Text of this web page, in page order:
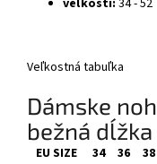
veľkosti: 34 - 52
Veľkostná tabuľka
Dámske
bežná dĺžka
EU SIZE 34 36 38